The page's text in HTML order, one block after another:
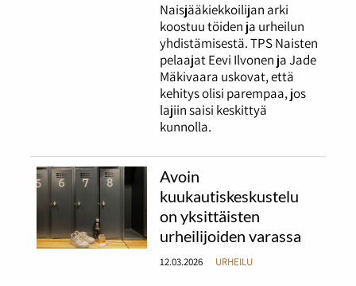
Naisjääkiekkoilijan arki
koostuu töiden ja urheilun
yhdistämisestä. TPS Naisten
pelaajat Eevi Ilvonen ja Jade
Mäkivaara uskovat, että
kehitys olisi parempaa, jos
lajiin saisi keskittyä
kunnolla.
Avoin
kuukautiskeskustelu
on yksittäisten
urheilijoiden varassa
12.03.2026 URHEILU